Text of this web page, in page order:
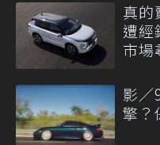
真
遭經
市場
影／
擎？